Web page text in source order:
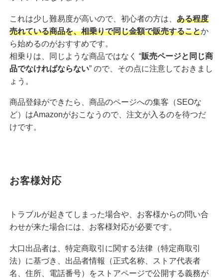
これは少し難易度が高いので、初心者の方は、 ある程度
売れている商品を、相乗りで同じ金額で販売することか
ら始めるのがおすすめです。
相乗りは、同じような商品ではなく “販売ページと同じ商
品でなければならない” ので、その点に注意しておきまし
ょう。
商品登録ができたら、商品のページへの集客（SEOな
ど）はAmazonがおこなうので、注文が入るのを待つだ
けです。
お客様対応
トラブルが起きてしまった場合や、お客様からの問い合
わせが来た場合には、お客様対応が必要です。
大口出品者は、特定商取引に関する法律（特定商取引
法）に基づき、出品者情報（正式名称、ストア代表者
名、住所、電話番号）をストアページで公開する義務が